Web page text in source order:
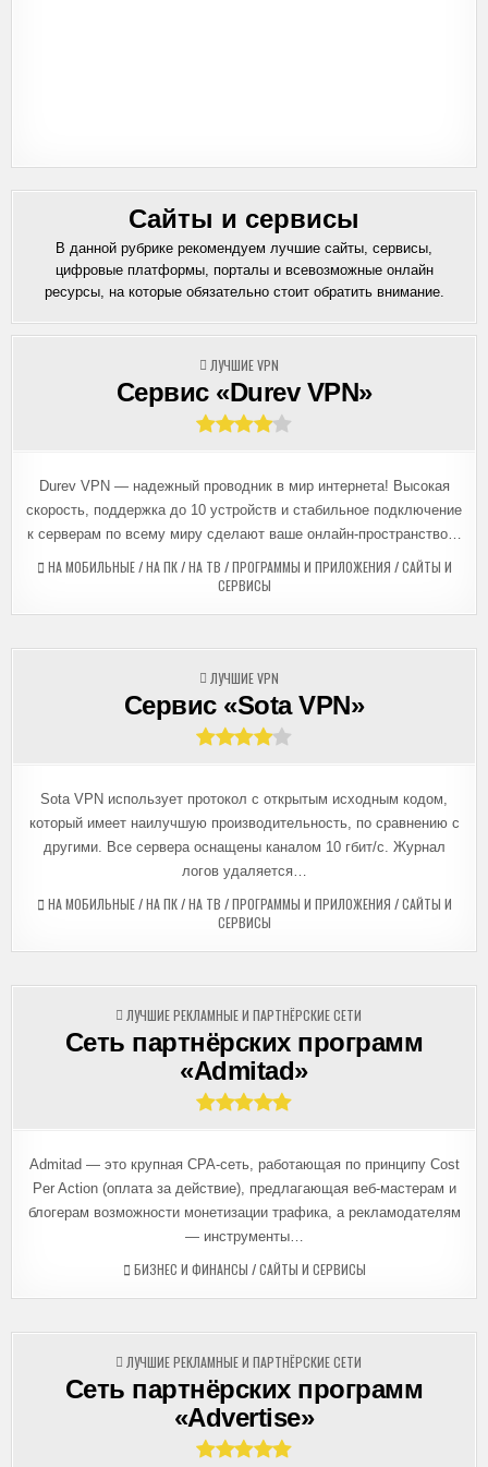
Сайты и сервисы
В данной рубрике рекомендуем лучшие сайты, сервисы,
цифровые платформы, порталы и всевозможные онлайн
ресурсы, на которые обязательно стоит обратить внимание.
ОПУБЛИКОВАНО
В
ЛУЧШИЕ VPN
Сервис «Durev VPN»
Durev VPN — надежный проводник в мир интернета! Высокая
скорость, поддержка до 10 устройств и стабильное подключение
к серверам по всему миру сделают ваше онлайн-пространство…
НА МОБИЛЬНЫЕ/НА ПК/НА ТВ /ПРОГРАММЫ И ПРИЛОЖЕНИЯ /САЙТЫ И
СЕРВИСЫ
ОПУБЛИКОВАНО
В
ЛУЧШИЕ VPN
Сервис «Sota VPN»
Sota VPN использует протокол с открытым исходным кодом,
который имеет наилучшую производительность, по сравнению с
другими. Все сервера оснащены каналом 10 гбит/с. Журнал
логов удаляется…
НА МОБИЛЬНЫЕ/НА ПК/НА ТВ /ПРОГРАММЫ И ПРИЛОЖЕНИЯ /САЙТЫ И
СЕРВИСЫ
ОПУБЛИКОВАНО
В
ЛУЧШИЕ РЕКЛАМНЫЕ И ПАРТНЁРСКИЕ СЕТИ
Сеть партнёрских программ
«Admitad»
Admitad — это крупная СРА-сеть, работающая по принципу Cost
Per Action (оплата за действие), предлагающая веб-мастерам и
блогерам возможности монетизации трафика, а рекламодателям
— инструменты…
БИЗНЕС И ФИНАНСЫ /САЙТЫ И СЕРВИСЫ
ОПУБЛИКОВАНО
В
ЛУЧШИЕ РЕКЛАМНЫЕ И ПАРТНЁРСКИЕ СЕТИ
Сеть партнёрских программ
«Advertise»